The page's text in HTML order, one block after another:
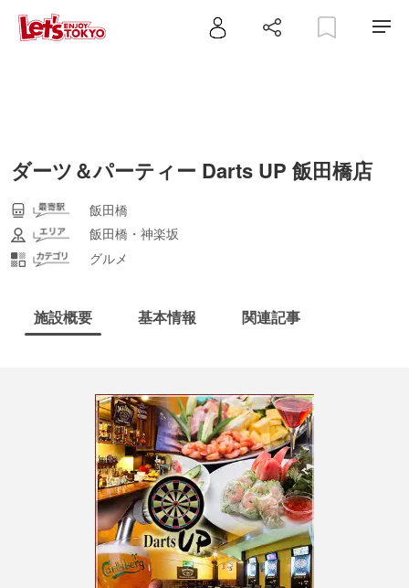
ダーツ＆パーティー Darts UP 飯田橋店
飯田橋
飯田橋・神楽坂
グルメ
施設概要 基本情報 関連記事